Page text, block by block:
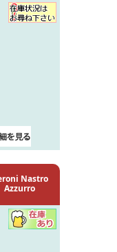
Nastro
Azzurro